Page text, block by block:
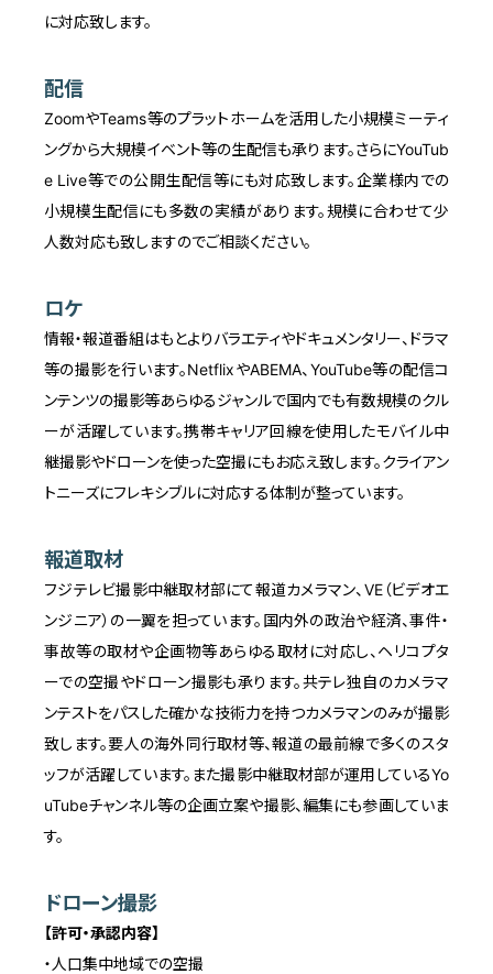
に対応致します。
配信
ZoomやTeams等のプラットホームを活用した小規模ミーティ
ングから大規模イベント等の生配信も承ります。さらにYouTub
e Live等での公開生配信等にも対応致します。企業様内での
小規模生配信にも多数の実績があります。規模に合わせて少
人数対応も致しますのでご相談ください。
ロケ
情報・報道番組はもとよりバラエティやドキュメンタリー、ドラマ
等の撮影を行います。NetflixやABEMA、YouTube等の配信コ
ンテンツの撮影等あらゆるジャンルで国内でも有数規模のクル
ーが活躍しています。携帯キャリア回線を使用したモバイル中
継撮影やドローンを使った空撮にもお応え致します。クライアン
トニーズにフレキシブルに対応する体制が整っています。
報道取材
フジテレビ撮影中継取材部にて報道カメラマン、VE（ビデオエ
ンジニア）の一翼を担っています。国内外の政治や経済、事件・
事故等の取材や企画物等あらゆる取材に対応し、ヘリコプタ
ーでの空撮やドローン撮影も承ります。共テレ独自のカメラマ
ンテストをパスした確かな技術力を持つカメラマンのみが撮影
致します。要人の海外同行取材等、報道の最前線で多くのスタ
ッフが活躍しています。また撮影中継取材部が運用しているYo
uTubeチャンネル等の企画立案や撮影、編集にも参画していま
す。
ドローン撮影
【許可・承認内容】
・人口集中地域での空撮